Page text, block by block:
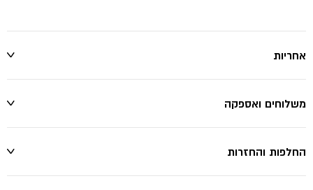
אחריות
משלוחים ואספקה
החלפות והחזרות